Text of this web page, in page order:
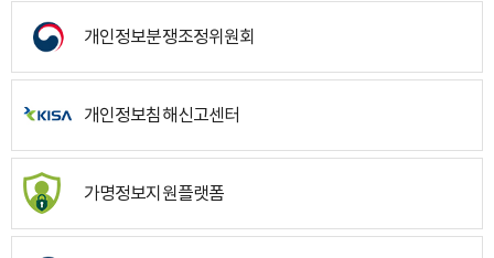
개인정보분쟁조정위원회
개인정보침해신고센터
가명정보지원플랫폼